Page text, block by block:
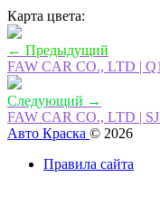
Карта цвета:
← Предыдущий
FAW CAR CO., LTD |
Следующий →
FAW CAR CO., LTD |
Авто Краска © 2026
Правила сайта